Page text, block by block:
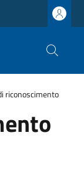
riconoscimento